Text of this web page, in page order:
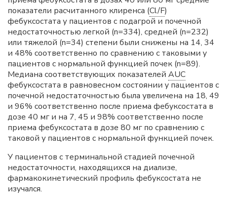
показатели расчитанного клиренса (Cl/F)
фебуксостата у пациентов с подагрой и почечной
недостаточностью легкой (n=334), средней (n=232)
или тяжелой (n=34) степени были снижены на 14, 34
и 48% соответственно по сравнению с таковыми у
пациентов с нормальной функцией почек (n=89).
Медиана соответствующих показателей AUC
фебуксостата в равновесном состоянии у пациентов с
почечной недостаточностью была увеличена на 18, 49
и 96% соответственно после приема фебуксостата в
дозе 40 мг и на 7, 45 и 98% соответственно после
приема фебуксостата в дозе 80 мг по сравнению с
таковой у пациентов с нормальной функцией почек.
У пациентов с терминальной стадией почечной
недостаточности, находящихся на диализе,
фармакокинетический профиль фебуксостата не
изучался.